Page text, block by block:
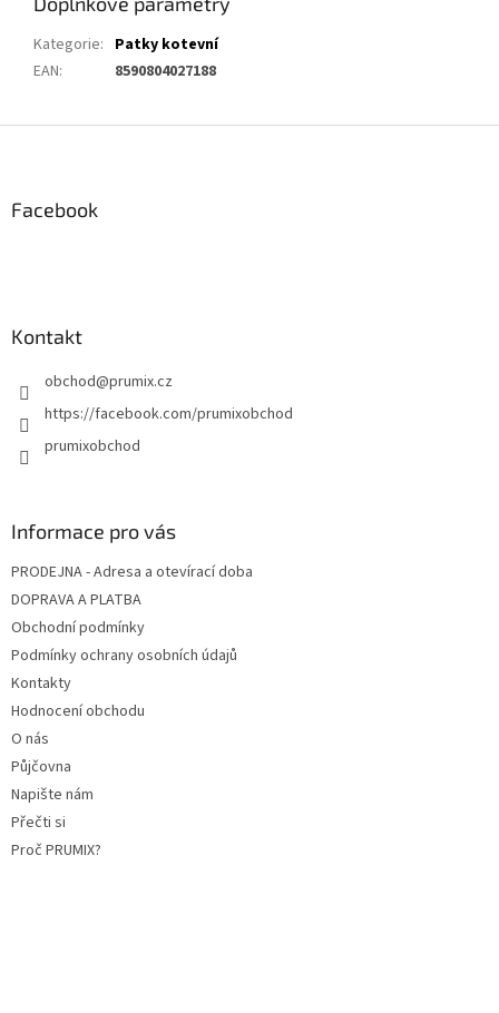
Kategorie: Patky kotevní
EAN: 8590804027188
Facebook
Kontakt
obchod@prumix.cz
https://facebook.com/prumixobchod
prumixobchod
Informace pro vás
PRODEJNA - Adresa a otevírací doba
DOPRAVA A PLATBA
Obchodní podmínky
Podmínky ochrany osobních údajů
Kontakty
Hodnocení obchodu
O nás
Půjčovna
Napište nám
Přečti si
Proč PRUMIX?